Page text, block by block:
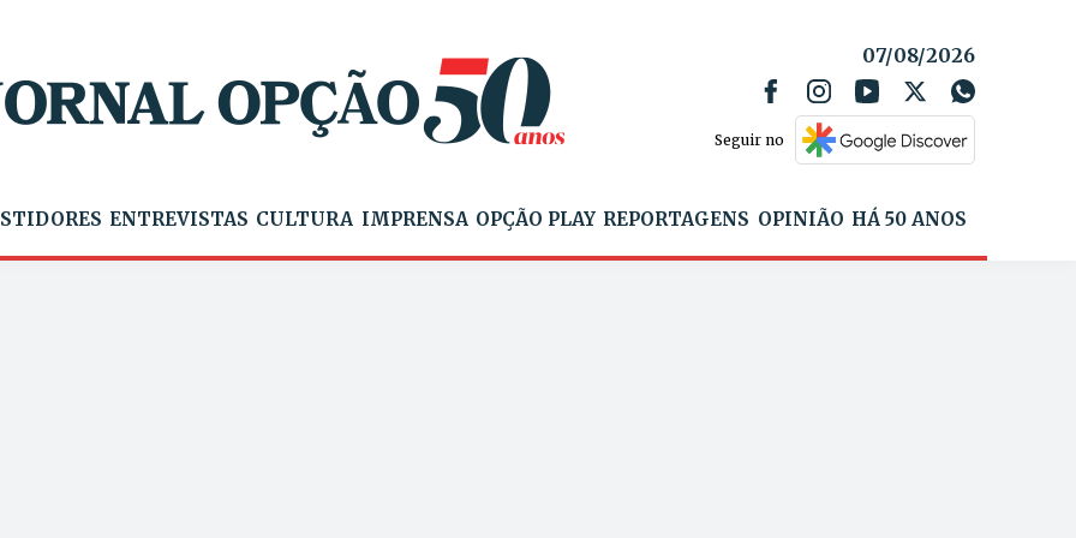
07/08/2026
Seguir no
ENTREVISTAS CULTURA IMPRENSA OPÇÃO PLAY REPORTAGENS OPINIÃO HÁ 50 ANOS